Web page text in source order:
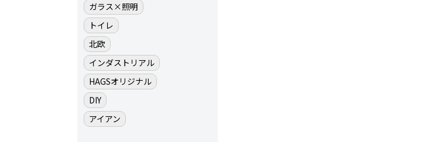
ガラス×照明
トイレ
北欧
インダストリアル
HAGSオリジナル
DIY
アイアン